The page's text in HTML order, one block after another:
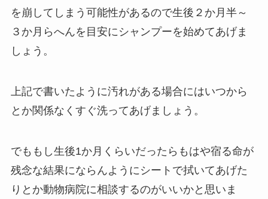
を崩してしまう可能性があるので生後２か月半～
３か月らへんを目安にシャンプーを始めてあげま
しょう。
上記で書いたように汚れがある場合にはいつから
とか関係なくすぐ洗ってあげましょう。
でももし生後1か月くらいだったらもはや宿る命が
残念な結果にならんようにシートで拭いてあげた
りとか動物病院に相談するのがいいかと思いま